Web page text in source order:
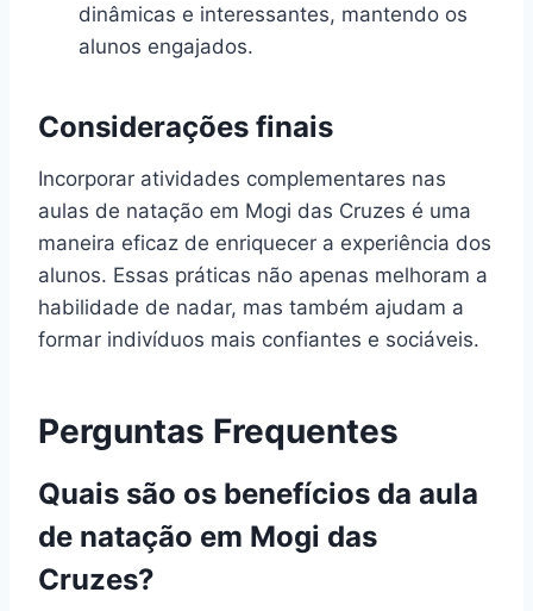
dinâmicas e interessantes, mantendo os
alunos engajados.
Considerações finais
Incorporar atividades complementares nas
aulas de natação em Mogi das Cruzes é uma
maneira eficaz de enriquecer a experiência dos
alunos. Essas práticas não apenas melhoram a
habilidade de nadar, mas também ajudam a
formar indivíduos mais confiantes e sociáveis.
Perguntas Frequentes
Quais são os benefícios da aula
de natação em Mogi das
Cruzes?